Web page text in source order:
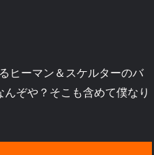
ヒーマン＆スケルターのバ
ぞや？そこも含めて僕なり